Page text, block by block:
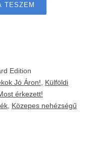
TESZEM
Edition
Jó Áron!
Külföldi
érkezett!
Közepes nehézségű